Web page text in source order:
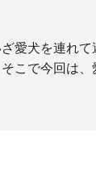
愛犬を連れて
こで今回は